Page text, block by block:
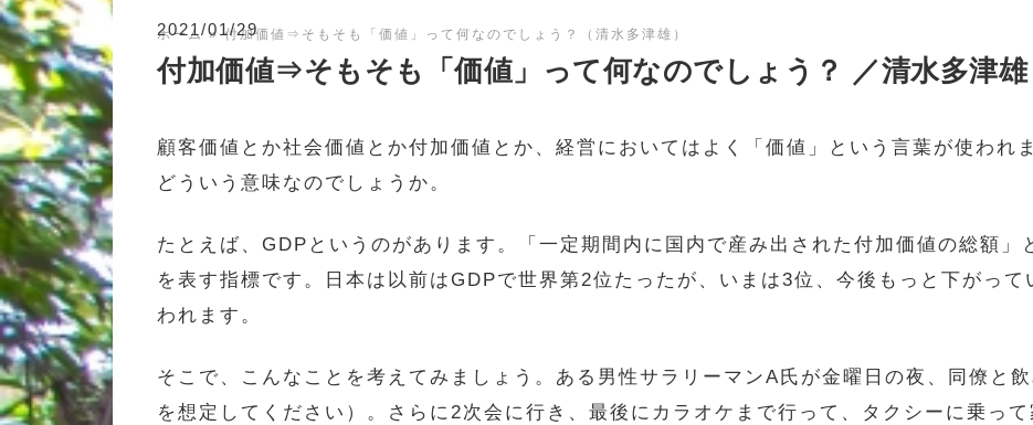
ホーム»付加価値⇒そもそも「価値」って何なのでしょう？（清水多津雄）
2021/01/29
付加価値⇒そもそも「価値」って何なのでしょう？ ／清水多津雄
顧客価値とか社会価値とか付加価値とか、経営においてはよく「価値」という言葉が使われ
どういう意味なのでしょうか。
たとえば、GDPというのがあります。「一定期間内に国内で産み出された付加価値の総額」
を表す指標です。日本は以前はGDPで世界第2位たったが、いまは3位、今後もっと下がっ
われます。
そこで、こんなことを考えてみましょう。ある男性サラリーマンA氏が金曜日の夜、同僚と
を想定してください）。さらに2次会に行き、最後にカラオケまで行って、タクシーに乗っ